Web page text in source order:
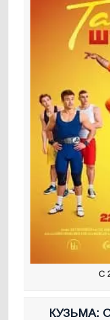
С
КУЗЬМА: